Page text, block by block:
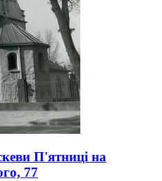
П'ятниці на
77